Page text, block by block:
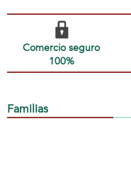
Comercio seguro
100%
Familias